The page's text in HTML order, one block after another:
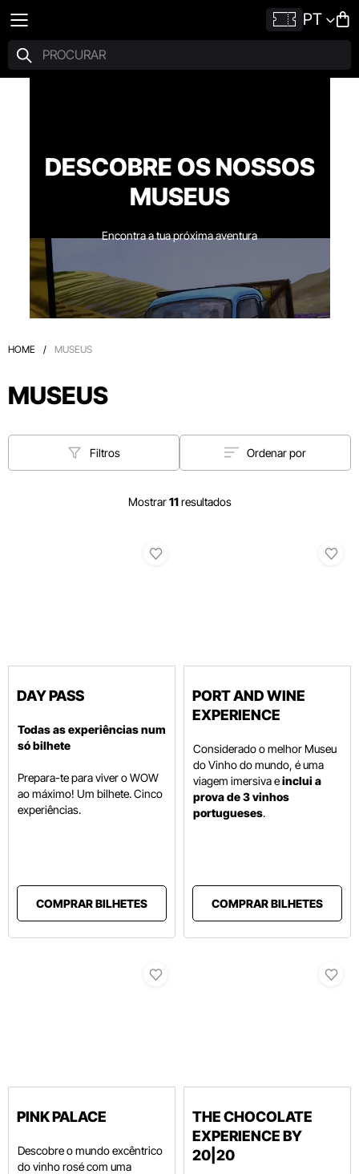
PT
DESCOBRE OS NOSSOS
MUSEUS
Encontra a tua próxima aventura
HOME / MUSEUS
MUSEUS
Filtros Ordenar por
Mostrar11resultados
DAY PASS
Todas as experiências num
só bilhete
Prepara-te para viver o WOW
ao máximo! Um bilhete. Cinco
experiências.
COMPRAR BILHETES
PORT AND WINE
EXPERIENCE
Considerado o melhor Museu
do Vinho do mundo, é uma
viagem imersiva einclui a
prova de 3 vinhos
portugueses.
COMPRAR BILHETES
PINK PALACE
Descobre o mundo excêntrico
do vinho rosé com uma
THE CHOCOLATE
EXPERIENCE BY
20|20